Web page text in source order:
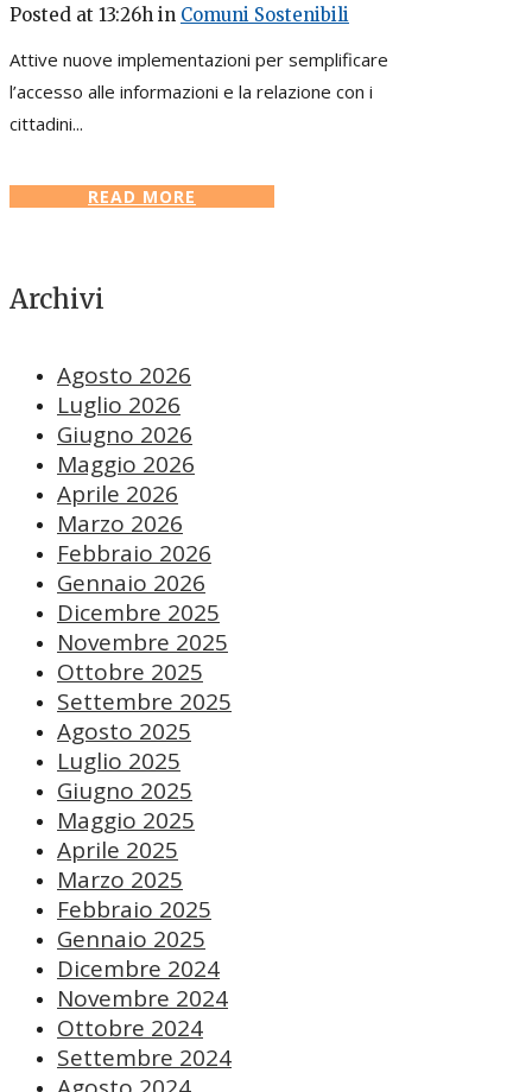
Posted at 13:26h in Comuni Sostenibili
Attive nuove implementazioni per semplificare
l’accesso alle informazioni e la relazione con i
cittadini...
READ MORE
Archivi
Agosto 2026
Luglio 2026
Giugno 2026
Maggio 2026
Aprile 2026
Marzo 2026
Febbraio 2026
Gennaio 2026
Dicembre 2025
Novembre 2025
Ottobre 2025
Settembre 2025
Agosto 2025
Luglio 2025
Giugno 2025
Maggio 2025
Aprile 2025
Marzo 2025
Febbraio 2025
Gennaio 2025
Dicembre 2024
Novembre 2024
Ottobre 2024
Settembre 2024